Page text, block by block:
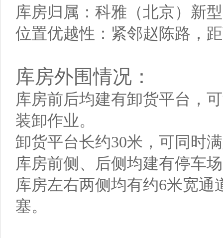
库房归属：科雅（北京）新
位置优越性：紧邻赵陈路，
库房外围情况：
库房前后均建有卸货平台，
装卸作业。
卸货平台长约30米，可同时
库房前侧、后侧均建有停车
库房左右两侧均有约6米宽
塞。